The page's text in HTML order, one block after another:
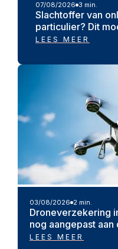
07/08/2026 3 min.
Slachtoffer van
particulier? Dit
LEES MEER
03/08/2026 2 min.
Droneverzekering
nog aangepast
LEES MEER